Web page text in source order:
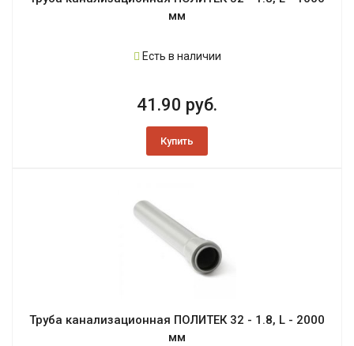
мм
Есть в наличии
41.90 руб.
Купить
Труба канализационная ПОЛИТЕК 32 - 1.8, L - 2000
мм